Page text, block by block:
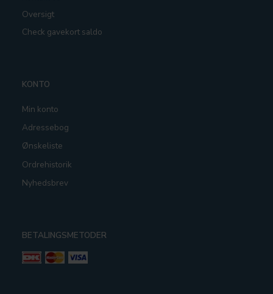
Oversigt
Check gavekort saldo
KONTO
Min konto
Adressebog
Ønskeliste
Ordrehistorik
Nyhedsbrev
BETALINGSMETODER